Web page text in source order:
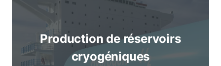
Production de réservoirs
cryogéniques